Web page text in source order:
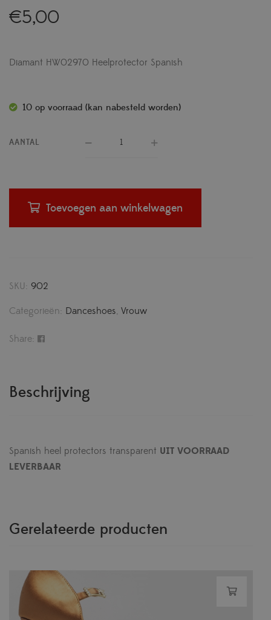
€5,00
Diamant HW02970 Heelprotector Spanish
10 op voorraad (kan nabesteld worden)
AANTAL
Toevoegen aan winkelwagen
SKU: 902
Categorieën: Danceshoes, Vrouw
Share:
Beschrijving
Spanish heel protectors transparent UIT VOORRAAD
LEVERBAAR
Gerelateerde producten